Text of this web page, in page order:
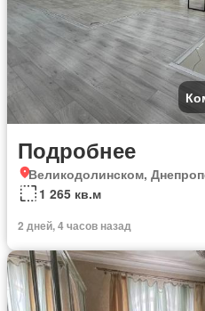
Подробнее
Великодолинском,
1 265 кв.м
2 дней, 4 часов назад